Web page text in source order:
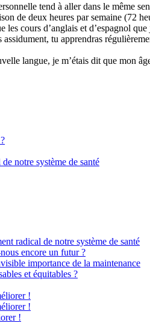
tend à aller dans le même
de deux heures par semaine (72
cours d’anglais et d’espagnol
tu apprendras
langue, je m’étais dit que mon
notre système de santé
radical de notre système de santé
encore un futur ?
importance de la maintenance
et équitables ?
!
!
!